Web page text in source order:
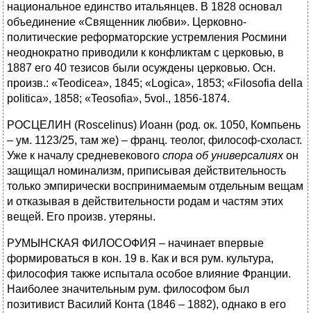
национальное единство итальянцев. В 1828 основал
объединение «Священник любви». Церковно-
политические реформаторские устремления Росмини
неоднократно приводили к конфликтам с церковью, в
1887 его 40 тезисов были осуждены церковью. Осн.
произв.: «Teodicea», 1845; «Logica», 1853; «Filosofia della
politica», 1858; «Teosofia», 5vol., 1856-1874.
РОСЦЕЛИН (Roscelinus) Иоанн (род. ок. 1050, Компьень
– ум. 1123/25, там же) – франц. теолог, философ-схоласт.
Уже к началу средневекового спора об универсалияхон
защищал номинализм, приписывая действительность
только эмпирически воспринимаемым отдельным вещам
и отказывая в действительности родам и частям этих
вещей. Его произв. утеряны.
РУМЫНСКАЯ ФИЛОСОФИЯ – начинает впервые
формироваться в кон. 19 в. Как и вся рум. культура,
философия также испытала особое влияние Франции.
Наиболее значительным рум. философом был
позитивист Василий Конта (1846 – 1882), однако в его